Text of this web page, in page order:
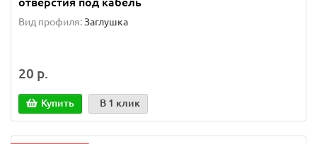
Вид профиля:Заглушка
20 р.
Купить В 1 клик